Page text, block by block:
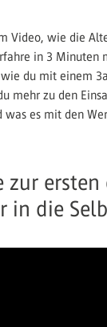
Video, wie die
in 3 Minuten
du mit einem
mehr zu den
was es mit den
zur ersten
in die